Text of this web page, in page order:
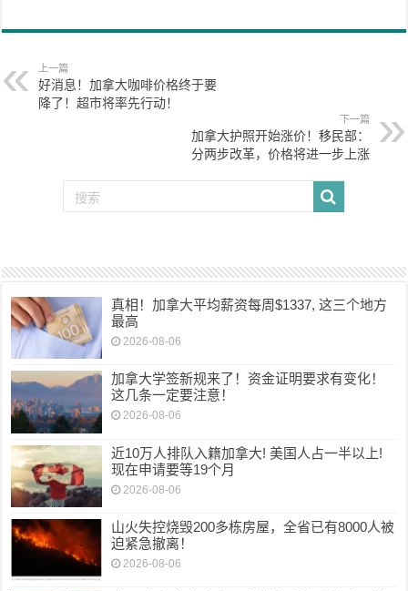
上一篇
好消息！加拿大咖啡价格终于要
降了！超市将率先行动！
下一篇
加拿大护照开始涨价！移民部：
分两步改革，价格将进一步上涨
真相！加拿大平均薪资每周$1337, 这三个地方
最高
2026-08-06
加拿大学签新规来了！资金证明要求有变化！
这几条一定要注意！
2026-08-06
近10万人排队入籍加拿大! 美国人占一半以上!
现在申请要等19个月
2026-08-06
山火失控烧毁200多栋房屋，全省已有8000人被
迫紧急撤离！
2026-08-06